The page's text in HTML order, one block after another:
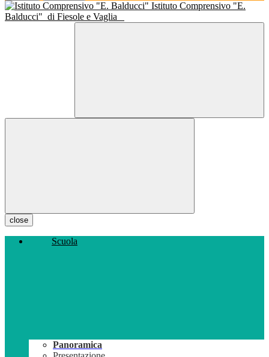
Istituto Comprensivo "E.
Balducci" di Fiesole e Vaglia
close
Scuola
Panoramica